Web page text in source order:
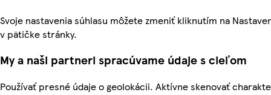
Svoje nastavenia súhlasu môžete zmeniť kliknutím na
v pätičke stránky.
My a naši partneri spracúvame údaje s cieľom
Používať presné údaje o geolokácii. Aktívne skenovať